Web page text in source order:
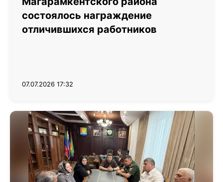
состоялось награждение
отличившихся работников
07.07.2026 17:32